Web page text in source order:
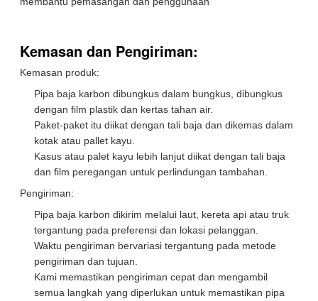
Kemasan dan Pengiriman:
Kemasan produk:
Pipa baja karbon dibungkus dalam bungkus, dibungkus
dengan film plastik dan kertas tahan air.
Paket-paket itu diikat dengan tali baja dan dikemas dalam
kotak atau pallet kayu.
Kasus atau palet kayu lebih lanjut diikat dengan tali baja
dan film peregangan untuk perlindungan tambahan.
Pengiriman:
Pipa baja karbon dikirim melalui laut, kereta api atau truk
tergantung pada preferensi dan lokasi pelanggan.
Waktu pengiriman bervariasi tergantung pada metode
pengiriman dan tujuan.
Kami memastikan pengiriman cepat dan mengambil
semua langkah yang diperlukan untuk memastikan pipa